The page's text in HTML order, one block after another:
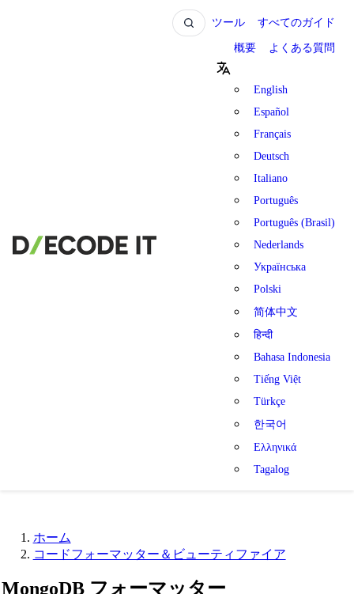
ツール すべてのガイド
概要 よくある質問
English
Español
Français
Deutsch
Italiano
Português
Português (Brasil)
Nederlands
Українська
Polski
简体中文
हिन्दी
Bahasa Indonesia
Tiếng Việt
Türkçe
한국어
Ελληνικά
Tagalog
ホーム
コードフォーマッター＆ビューティファイア
MongoDB フォーマッター